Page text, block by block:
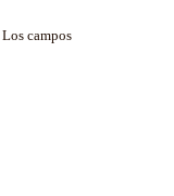
Los campos